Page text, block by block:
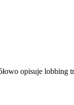
opisuje